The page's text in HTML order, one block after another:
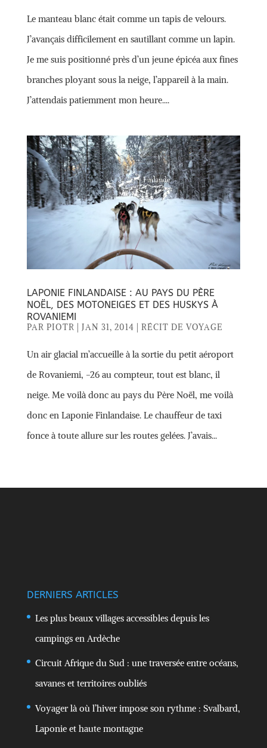
Le manteau blanc était comme un tapis de velours.
J’avançais difficilement en sautillant comme un lapin.
Je me suis positionné près d’un jeune épicéa aux fines
branches ployant sous la neige, l’appareil à la main.
J’attendais patiemment mon heure....
LAPONIE FINLANDAISE : AU PAYS DU PÈRE
NOËL, DES MOTONEIGES ET DES HUSKYS À
ROVANIEMI
PAR PIOTR JAN 31, 2014 RÉCIT DE VOYAGE
Un air glacial m’accueille à la sortie du petit aéroport
de Rovaniemi, -26 au compteur, tout est blanc, il
neige. Me voilà donc au pays du Père Noël, me voilà
donc en Laponie Finlandaise. Le chauffeur de taxi
fonce à toute allure sur les routes gelées. J’avais...
DERNIERS ARTICLES
Les plus beaux villages accessibles depuis les
campings en Ardèche
Circuit Afrique du Sud : une traversée entre océans,
savanes et territoires oubliés
Voyager là où l’hiver impose son rythme : Svalbard,
Laponie et haute montagne